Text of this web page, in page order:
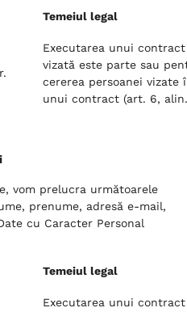
Temeiul legal
Executarea unui
vizată este parte sau
cererea persoanei vizate
unui contract (art. 6,
vom prelucra următoarele
prenume, adresă e-mail,
cu Caracter Personal
Temeiul legal
Executarea unui